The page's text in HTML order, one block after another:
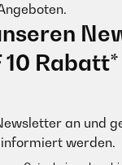
10
an und
werden.